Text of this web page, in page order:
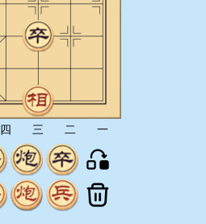
四 三 二 一